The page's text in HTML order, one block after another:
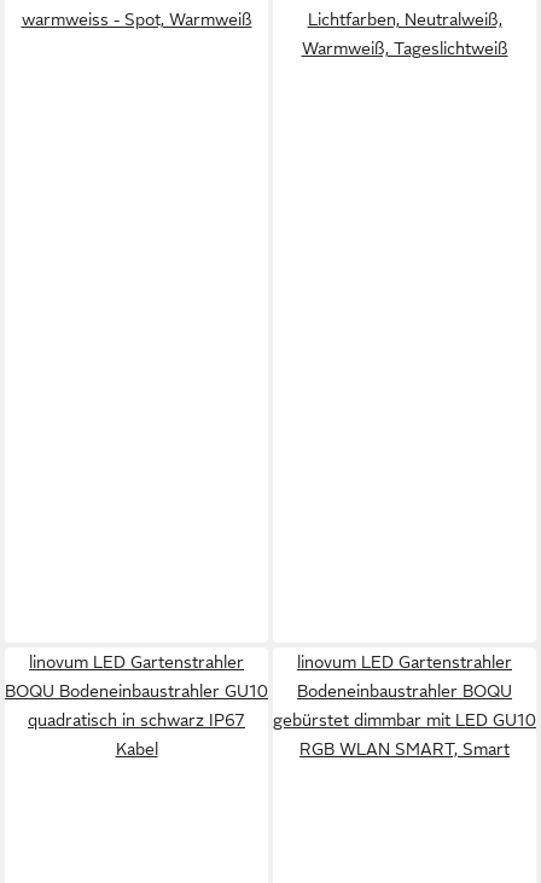
warmweiss - Spot, Warmweiß
Lichtfarben, Neutralweiß,
Warmweiß, Tageslichtweiß
linovum LED Gartenstrahler
BOQU Bodeneinbaustrahler GU10
quadratisch in schwarz IP67
Kabel
linovum LED Gartenstrahler
Bodeneinbaustrahler BOQU
gebürstet dimmbar mit LED GU10
RGB WLAN SMART, Smart